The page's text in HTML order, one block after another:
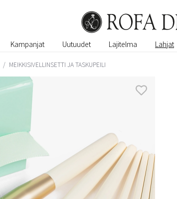
Kampanjat Uutuudet Lajitelma Lahjat
/ MEIKKISIVELLINSETTI JA TASKUPEILI